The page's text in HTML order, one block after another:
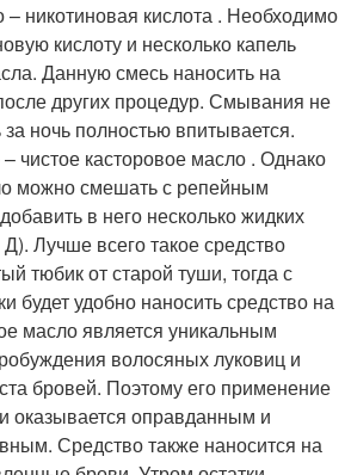
– никотиновая кислота . Необходимо
кислоту и несколько капель
Данную смесь наносить на
других процедур. Смывания не
за ночь полностью впитывается.
чистое касторовое масло . Однако
можно смешать с репейным
в него несколько жидких
Лучше всего такое средство
тюбик от старой туши, тогда с
будет удобно наносить средство на
масло является уникальным
волосяных луковиц и
бровей. Поэтому его применение
оказывается оправданным и
Средство также наносится на